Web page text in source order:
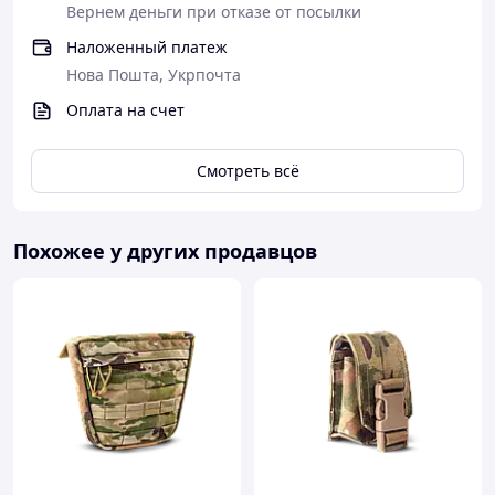
предметов, разумное распределение.
Вернем деньги при отказе от посылки
Наложенный платеж
Нова Пошта, Укрпочта
Оплата на счет
Смотреть всё
Похожее у других продавцов